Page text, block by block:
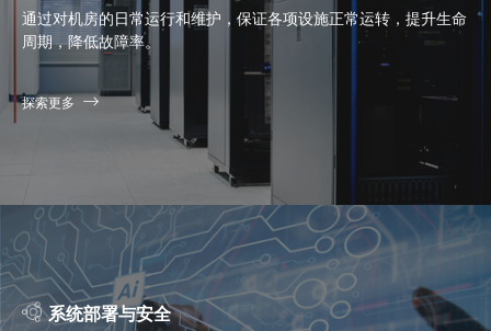
通过对机房的日常运行和维护，保证各项设施正常运转，提升生命
周期，降低故障率。
探索更多
系统部署与安全